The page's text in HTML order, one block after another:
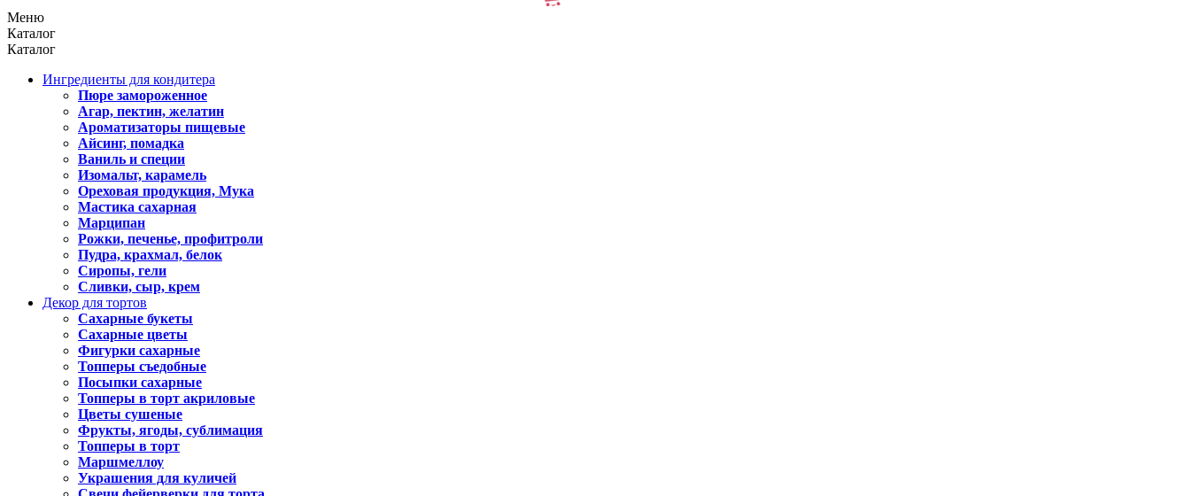
Меню
Каталог
Каталог
Ингредиенты для кондитера
Пюре замороженное
Агар, пектин, желатин
Ароматизаторы пищевые
Айсинг, помадка
Ваниль и специи
Изомальт, карамель
Ореховая продукция, Мука
Мастика сахарная
Марципан
Рожки, печенье, профитроли
Пудра, крахмал, белок
Сиропы, гели
Сливки, сыр, крем
Декор для тортов
Сахарные букеты
Сахарные цветы
Фигурки сахарные
Топперы съедобные
Посыпки сахарные
Топперы в торт акриловые
Цветы сушеные
Фрукты, ягоды, сублимация
Топперы в торт
Маршмеллоу
Украшения для куличей